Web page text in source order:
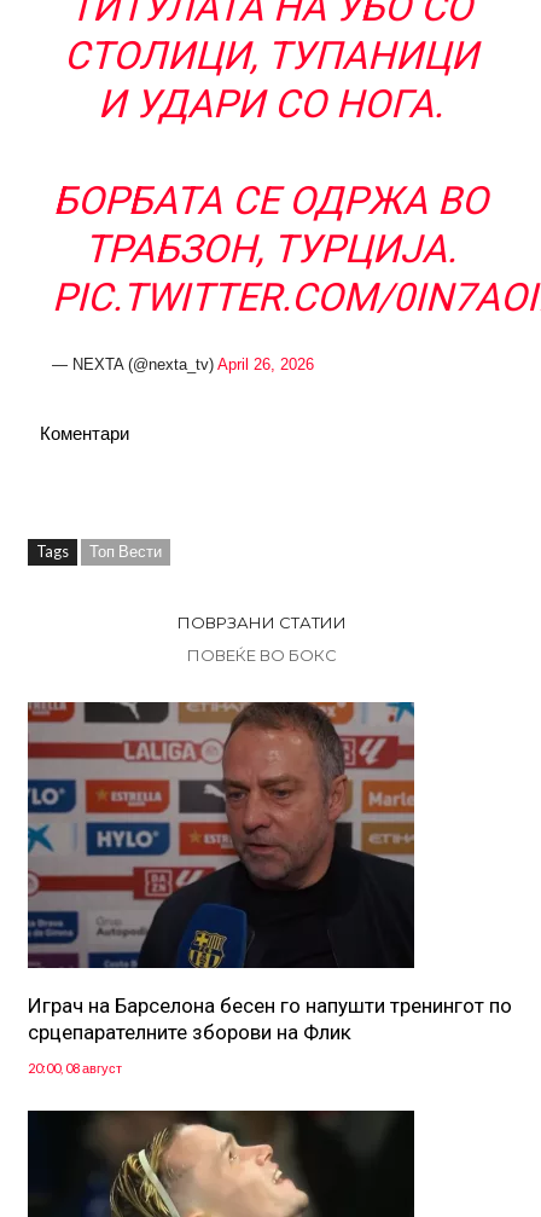
СТОЛИЦИ, ТУПАНИЦИ
И УДАРИ СО НОГА.
БОРБАТА СЕ ОДРЖА ВО
ТРАБЗОН, ТУРЦИЈА.
PIC.TWITTER.COM/
— NEXTA (@nexta_tv) April 26, 2026
Коментари
Tags Топ Вести
ПОВРЗАНИ СТАТИИ
ПОВЕЌЕ ВО БОКС
Играч на Барселона бесен го напушти тренингот по
срцепарателните зборови на Флик
20:00, 08 август